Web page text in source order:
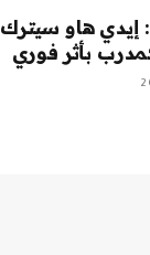
إيدي هاو سيترك
بأثر فوري